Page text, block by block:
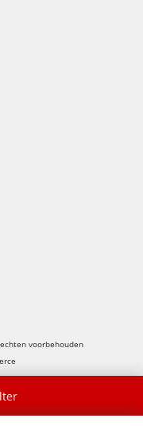
voorbehouden